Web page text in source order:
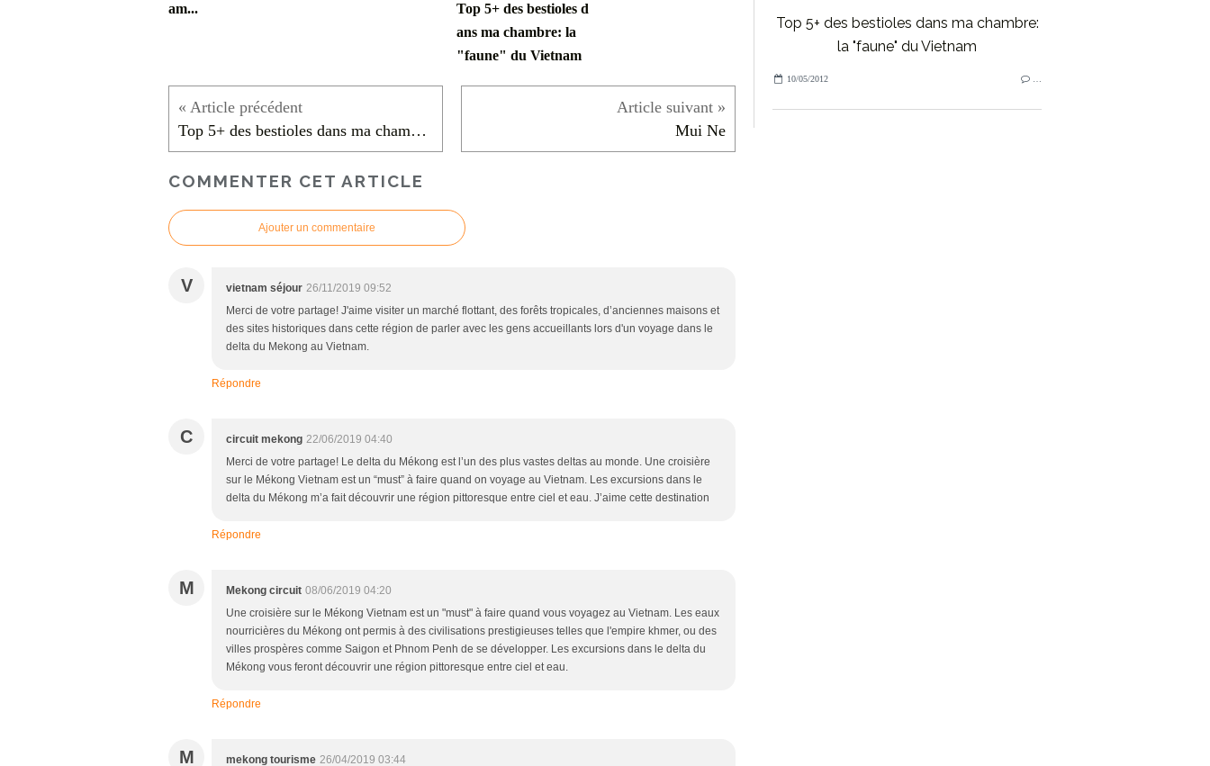
am...
Top 5+ des bestioles d
ans ma chambre: la
"faune" du Vietnam
Top 5+ des bestioles dans ma chambre: la "faune" du Vietnam Mui Ne
COMMENTER CET ARTICLE
Ajouter un commentaire
V vietnam séjour 26/11/2019 09:52
Merci de votre partage! J'aime visiter un marché flottant, des forêts tropicales, d’anciennes maisons et
des sites historiques dans cette région de parler avec les gens accueillants lors d'un voyage dans le
delta du Mekong au Vietnam.
Répondre
C circuit mekong 22/06/2019 04:40
Merci de votre partage! Le delta du Mékong est l’un des plus vastes deltas au monde. Une croisière
sur le Mékong Vietnam est un “must” à faire quand on voyage au Vietnam. Les excursions dans le
delta du Mékong m’a fait découvrir une région pittoresque entre ciel et eau. J’aime cette destination
Répondre
M Mekong circuit 08/06/2019 04:20
Une croisière sur le Mékong Vietnam est un "must" à faire quand vous voyagez au Vietnam. Les eaux
nourricières du Mékong ont permis à des civilisations prestigieuses telles que l'empire khmer, ou des
villes prospères comme Saigon et Phnom Penh de se développer. Les excursions dans le delta du
Mékong vous feront découvrir une région pittoresque entre ciel et eau.
Répondre
M mekong tourisme 26/04/2019 03:44
Top 5+ des bestioles dans ma chambre:
la "faune" du Vietnam
10/05/2012